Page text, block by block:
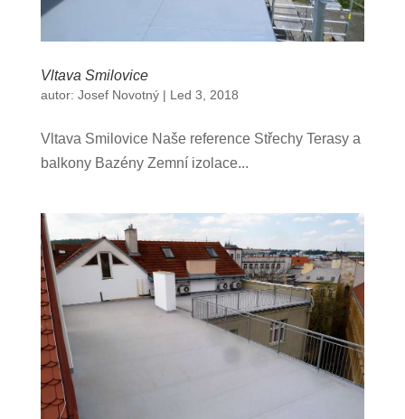
Vltava Smilovice
autor: Josef Novotný| Led 3, 2018
Vltava Smilovice Naše reference Střechy Terasy a
balkony Bazény Zemní izolace...